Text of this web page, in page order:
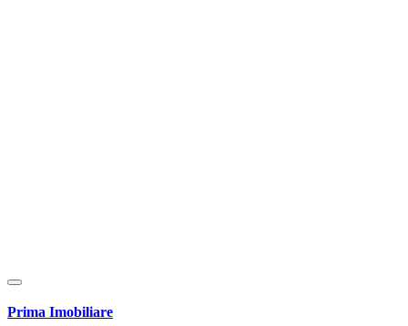
Prima Imobiliare